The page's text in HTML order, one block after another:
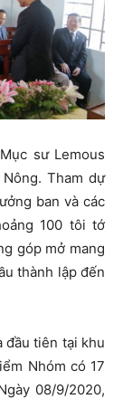
sư Lemous
Tham dự
ban và các
100 tôi tớ
góp mở mang
thành lập đến
đầu tiên tại khu
Nhóm có 17
08/9/2020,